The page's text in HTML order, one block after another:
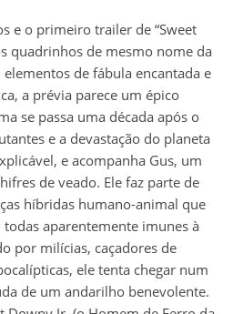
quadrinhos de mesmo nome da
de fábula encantada e
a prévia parece um épico
se passa uma década após o
e a devastação do planeta
e acompanha Gus, um
de veado. Ele faz parte de
híbridas humano-animal que
aparentemente imunes à
por milícias, caçadores de
ele tenta chegar num
de um andarilho benevolente.